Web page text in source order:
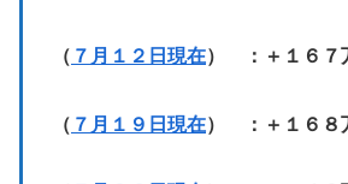
（ ７月１２日現在） ：＋１６７
（ ７月１９日現在） ：＋１６８